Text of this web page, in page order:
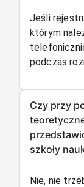
Jeśli
którym
podczas
Czy przy
szkoły
Nie, nie